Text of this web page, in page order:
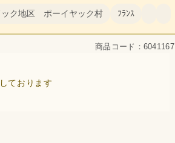
ク地区 ポーイヤック村 ﾌﾗﾝｽ
商品コード：6041167
ております